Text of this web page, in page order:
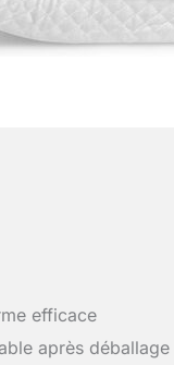
efficace
après déballage